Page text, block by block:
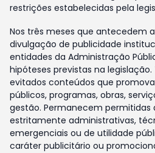
restrições estabelecidas pela
Nos três meses que antecedem
divulgação de publicidade
entidades da Administração
hipóteses previstas na
evitados conteúdos que
públicos, programas, obras,
gestão. Permanecem permitidas
estritamente administrativas,
emergenciais ou de utilidade
caráter publicitário ou